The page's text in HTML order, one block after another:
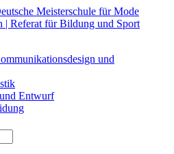
und
Entwurf